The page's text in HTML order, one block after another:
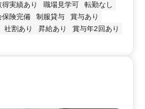
実績あり 職場見学可
転勤なし
保険完備 制服貸与
賞与あり
社割あり 昇給あり
賞与年2回あり